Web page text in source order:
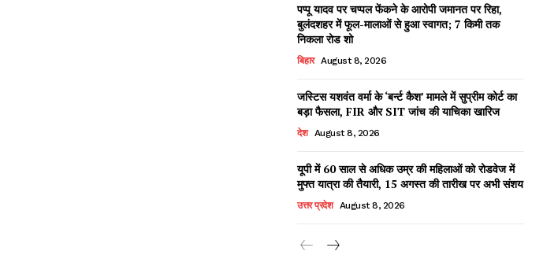
पप्पू यादव पर चप्पल फेंकने के आरोपी जमानत पर रिहा,
बुलंदशहर में फूल-मालाओं से हुआ स्वागत; 7 किमी तक
निकला रोड शो
बिहार August 8, 2026
जस्टिस यशवंत वर्मा के ‘बर्न्ट कैश’ मामले में सुप्रीम कोर्ट का
बड़ा फैसला, FIR और SIT जांच की याचिका खारिज
देश August 8, 2026
यूपी में 60 साल से अधिक उम्र की महिलाओं को रोडवेज में
मुफ्त यात्रा की तैयारी, 15 अगस्त की तारीख पर अभी संशय
उत्तर प्रदेश August 8, 2026